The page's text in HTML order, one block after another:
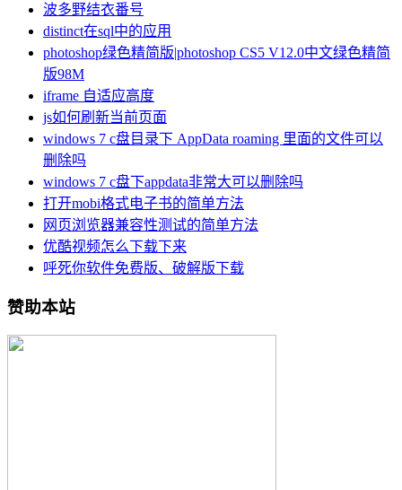
波多野结衣番号
distinct在sql中的应用
photoshop绿色精简版|photoshop CS5 V12.0中文绿色精简
版98M
iframe 自适应高度
js如何刷新当前页面
windows 7 c盘目录下 AppData roaming 里面的文件可以
删除吗
windows 7 c盘下appdata非常大可以删除吗
打开mobi格式电子书的简单方法
网页浏览器兼容性测试的简单方法
优酷视频怎么下载下来
呼死你软件免费版、破解版下载
赞助本站